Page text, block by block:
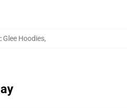
: Glee Hoodies,